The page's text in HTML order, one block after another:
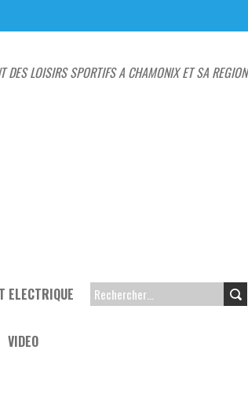
DES LOISIRS SPORTIFS A CHAMONIX ET SA REGION
ELECTRIQUE
VIDEO
RECHERCHER :